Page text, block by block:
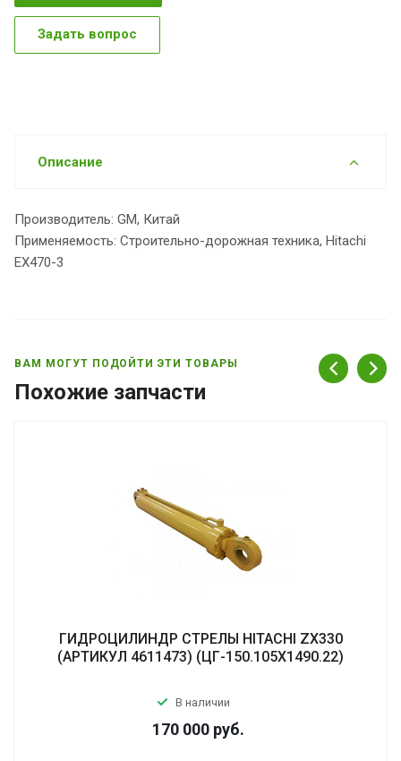
Задать вопрос
Описание
Производитель: GM, Китай
Применяемость: Строительно-дорожная техника, Hitachi
EX470-3
ВАМ МОГУТ ПОДОЙТИ ЭТИ ТОВАРЫ
Похожие запчасти
ГИДРОЦИЛИНДР СТРЕЛЫ HITACHI ZX330
(АРТИКУЛ 4611473) (ЦГ-150.105Х1490.22)
В наличии
170 000 руб.